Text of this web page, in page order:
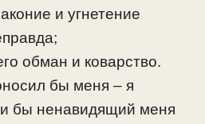
и угнетение
обман и коварство.
бы меня – я
бы ненавидящий меня